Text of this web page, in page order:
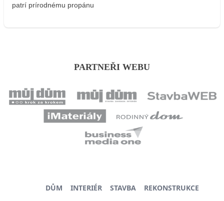
patrí prírodnému propánu
PARTNEŘI WEBU
DŮM INTERIÉR STAVBA
REKONSTRUKCE